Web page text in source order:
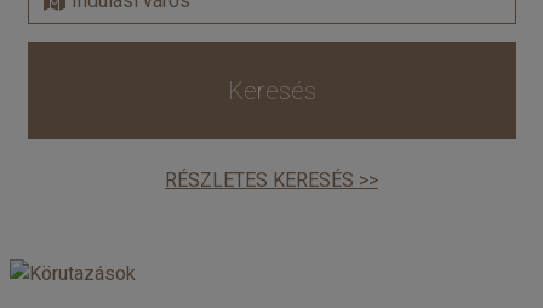
Keresés
RÉSZLETES KERESÉS >>